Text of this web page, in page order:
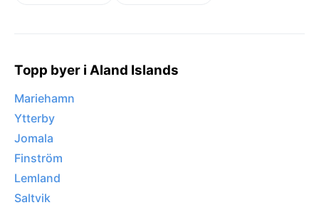
Topp byer i Aland Islands
Mariehamn
Ytterby
Jomala
Finström
Lemland
Saltvik